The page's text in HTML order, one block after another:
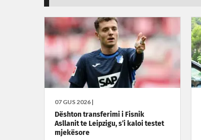
07 GUS 2026 |
Dështon transferimi i Fisnik
Asllanit te Leipzigu, s’i kaloi testet
mjekësore